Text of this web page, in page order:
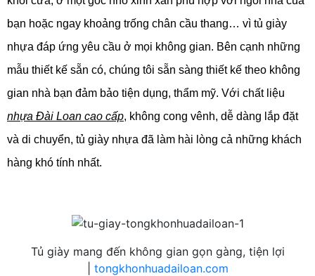
bạn hoặc ngay khoảng trống chân cầu thang… vì tủ giày
nhựa đáp ứng yêu cầu ở mọi không gian. Bên cạnh những
mẫu thiết kế sẵn có, chúng tôi sẵn sàng thiết kế theo không
gian nhà bạn đảm bảo tiện dụng, thẩm mỹ. Với chất liệu
nhựa Đài Loan cao cấp, không cong vênh, dễ dàng lắp đặt
và di chuyển, tủ giày nhựa đã làm hài lòng cả những khách
hàng khó tính nhất.
Tủ giày mang đến không gian gọn gàng, tiện lợi
tongkhonhuadailoan.com